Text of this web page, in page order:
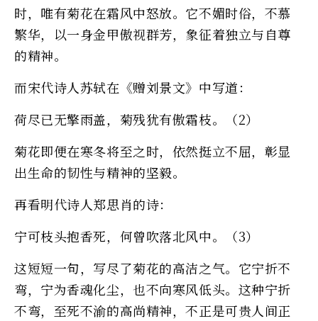
时，唯有菊花在霜风中怒放。它不媚时俗，不慕
繁华，以一身金甲傲视群芳，象征着独立与自尊
的精神。
而宋代诗人苏轼在《赠刘景文》中写道：
荷尽已无擎雨盖，菊残犹有傲霜枝。（2）
菊花即便在寒冬将至之时，依然挺立不屈，彰显
出生命的韧性与精神的坚毅。
再看明代诗人郑思肖的诗：
宁可枝头抱香死，何曾吹落北风中。（3）
这短短一句，写尽了菊花的高洁之气。它宁折不
弯，宁为香魂化尘，也不向寒风低头。这种宁折
不弯，至死不渝的高尚精神，不正是可贵人间正